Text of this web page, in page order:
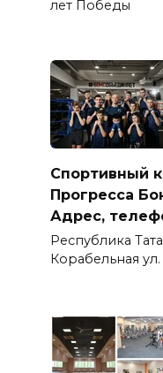
лет Победы
Спортивный
Прогресса
Адрес,
Республика
Корабельная ул.